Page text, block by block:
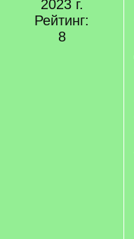
2023 г.
Рейтинг:
8